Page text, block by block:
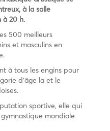
à la salle
à 20 h.
500 meilleurs
et masculins en
à tous les engins pour
d’âge la et le
sportive, elle qui
mondiale